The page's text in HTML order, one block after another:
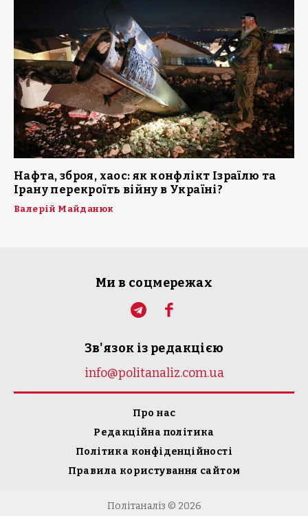
Нафта, зброя, хаос: як конфлікт Ізраїлю та
Ірану перекроїть війну в Україні?
Валерій Майданюк
Ми в соцмережах
Зв'язок із редакцією
info@politanaliz.com.ua
Про нас
Редакційна політика
Політика конфіденційності
Правила користування сайтом
Політаналіз © 2026